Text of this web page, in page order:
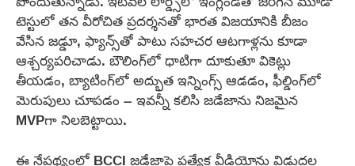
టెస్టులో తన వీరోచిత ప్రదర్శనతో భారత విజయానికి బీజం
వేసిన జడ్డూ, ఫ్యాన్స్‌తో పాటు సహచర ఆటగాళ్లను కూడా
ఆశ్చర్యపరిచాడు. బౌలింగ్‌లో ధాటిగా దూకుతూ వికెట్లు
తీయడం, బ్యాటింగ్‌లో అద్భుత ఇన్నింగ్స్ ఆడడం, ఫీల్డింగ్‌లో
మెరుపులు చూపడం – ఇవన్నీ కలిసి జడేజాను నిజమైన
MVPగా నిలబెట్టాయి.
ఈ నేపథ్యంలో BCCI జడేజాపై ప్రత్యేక వీడియోను విడుదల